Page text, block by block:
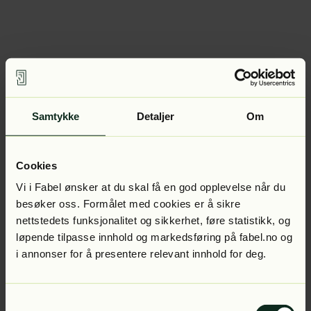
Samtykke Detaljer Om
Cookies
Vi i Fabel ønsker at du skal få en god opplevelse når du
besøker oss. Formålet med cookies er å sikre
nettstedets funksjonalitet og sikkerhet, føre statistikk, og
løpende tilpasse innhold og markedsføring på fabel.no og
i annonser for å presentere relevant innhold for deg.